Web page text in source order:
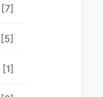
[7]
[5]
[1]